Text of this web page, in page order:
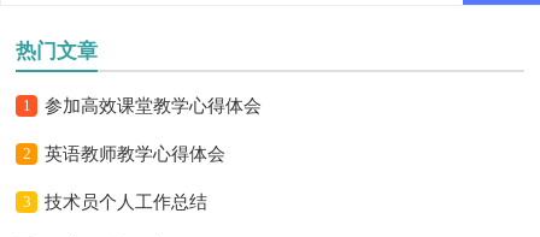
热门文章
1 参加高效课堂教学心得体会
2 英语教师教学心得体会
3 技术员个人工作总结